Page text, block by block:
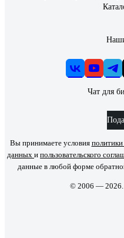
Чат для
Вы принимаете условия
данных и пользовательского
данные в любой форме
© 2006 — 2026.